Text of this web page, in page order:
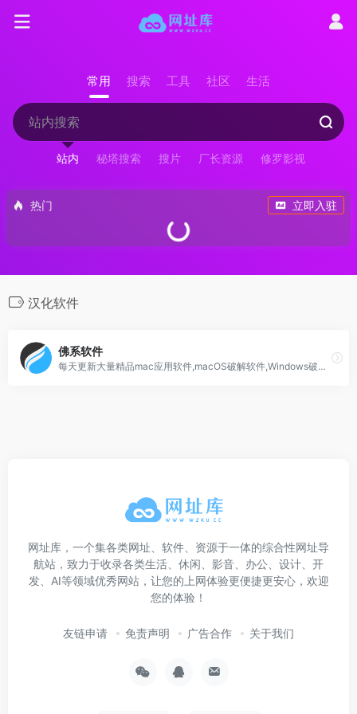
常用 搜索 工具 社区 生活
站内 秘塔搜索 搜片 厂长资源 修罗影视
热门 立即入驻
汉化软件
佛系软件
每天更新大量精品mac应用软件,macOS破解软件,Windows破解软件,音频插件,视频插件,图像插件
网址库，一个集各类网址、软件、资源于一体的综合性网址导
航站，致力于收录各类生活、休闲、影音、办公、设计、开
发、AI等领域优秀网站，让您的上网体验更便捷更安心，欢迎
您的体验！
友链申请 免责声明 广告合作 关于我们